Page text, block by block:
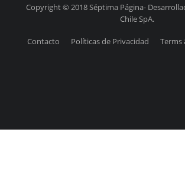
Copyright © 2018 Séptima Página-
Chile SpA.
Contacto Políticas de Privacidad Terms